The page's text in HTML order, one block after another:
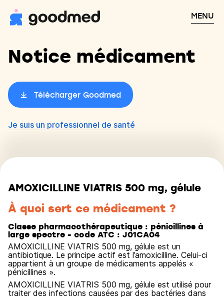
MENU
Notice médicament
Télécharger Goodmed
Je suis un professionnel de santé
AMOXICILLINE VIATRIS 500 mg, gélule
À quoi sert ce médicament ?
Classe pharmacothérapeutique : pénicillines à
large spectre - code ATC : J01CA04
AMOXICILLINE VIATRIS 500 mg, gélule est un
antibiotique. Le principe actif est l’amoxicilline. Celui-ci
appartient à un groupe de médicaments appelés «
pénicillines ».
AMOXICILLINE VIATRIS 500 mg, gélule est utilisé pour
traiter des infections causées par des bactéries dans